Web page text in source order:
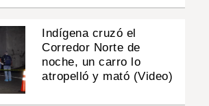
Indígena cruzó el
Corredor Norte de
noche, un carro lo
atropelló y mató (Video)